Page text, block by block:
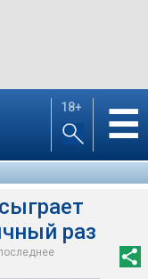
18+ ☰
раз